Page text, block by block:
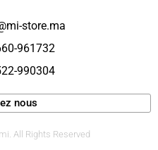
store.ma
961732
990304
nous
All Rights Reserved